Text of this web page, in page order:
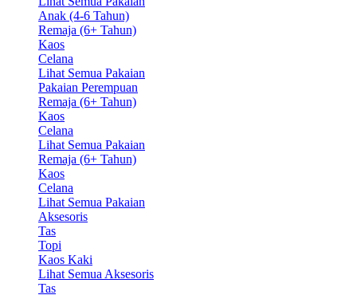
Anak (4-6 Tahun)
Remaja (6+ Tahun)
Kaos
Celana
Lihat Semua Pakaian
Pakaian Perempuan
Remaja (6+ Tahun)
Kaos
Celana
Lihat Semua Pakaian
Remaja (6+ Tahun)
Kaos
Celana
Lihat Semua Pakaian
Aksesoris
Tas
Topi
Kaos Kaki
Lihat Semua Aksesoris
Tas